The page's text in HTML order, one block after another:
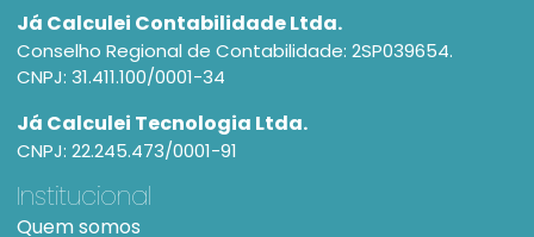
Já Calculei Contabilidade Ltda.
Conselho Regional de Contabilidade: 2SP039654.
CNPJ: 31.411.100/0001-34
Já Calculei Tecnologia Ltda.
CNPJ: 22.245.473/0001-91
Institucional
Quem somos